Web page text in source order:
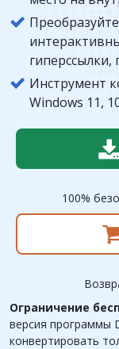
гиперссылки,
Инструмент
Windows 11,
100%
Ограничение
версия программы
конвертировать